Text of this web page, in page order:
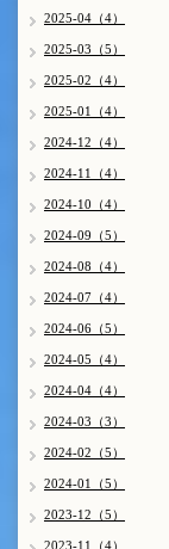
2025-04（4）
2025-03（5）
2025-02（4）
2025-01（4）
2024-12（4）
2024-11（4）
2024-10（4）
2024-09（5）
2024-08（4）
2024-07（4）
2024-06（5）
2024-05（4）
2024-04（4）
2024-03（3）
2024-02（5）
2024-01（5）
2023-12（5）
2023-11（4）